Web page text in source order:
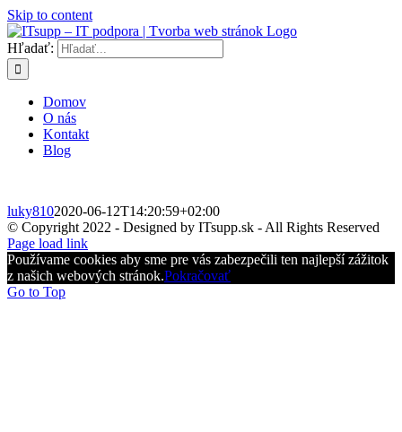
Skip to content
Hľadať:
Domov
O nás
Kontakt
Blog
luky8102020-06-12T14:20:59+02:00
© Copyright 2022 - Designed by ITsupp.sk - All Rights Reserved
Page load link
Používame cookies aby sme pre vás zabezpečili ten najlepší zážitok
z našich webových stránok.Pokračovať
Go to Top